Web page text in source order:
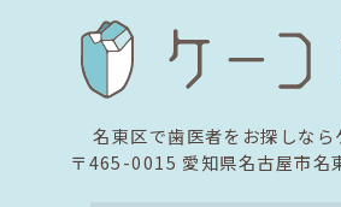
名東区で歯医者をお探しなら
〒465-0015 愛知県名古屋市名